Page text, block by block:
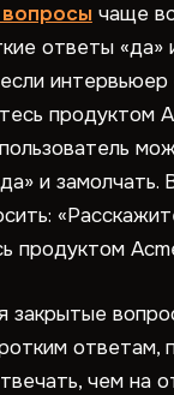
чаще
ответы «да»
интервьюер
продуктом
и замолчать.
продуктом
закрытые
ответам,
чем на